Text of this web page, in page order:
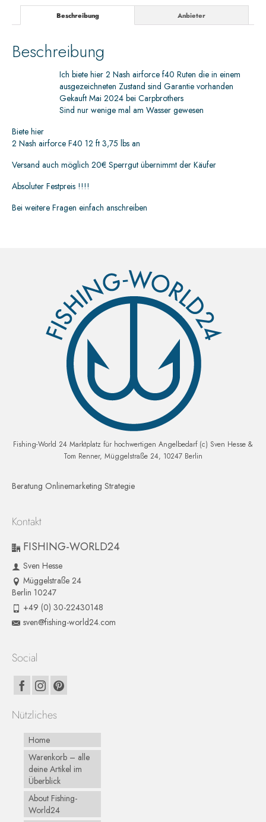
Beschreibung Anbieter
Beschreibung
Ich biete hier 2 Nash airforce f40 Ruten die in einem
ausgezeichneten Zustand sind Garantie vorhanden
Gekauft Mai 2024 bei Carpbrothers
Sind nur wenige mal am Wasser gewesen
Biete hier
2 Nash airforce F40 12 ft 3,75 lbs an
Versand auch möglich 20€ Sperrgut übernimmt der Käufer
Absoluter Festpreis !!!!
Bei weitere Fragen einfach anschreiben
Fishing-World 24 Marktplatz für hochwertigen Angelbedarf (c) Sven Hesse &
Tom Renner, Müggelstraße 24, 10247 Berlin
Beratung Onlinemarketing Strategie
Kontakt
FISHING-WORLD24
Sven Hesse
Müggelstraße 24
Berlin 10247
+49 (0) 30-22430148
sven@fishing-world24.com
Social
Nützliches
Home
Warenkorb – alle
deine Artikel im
Überblick
About Fishing-
World24